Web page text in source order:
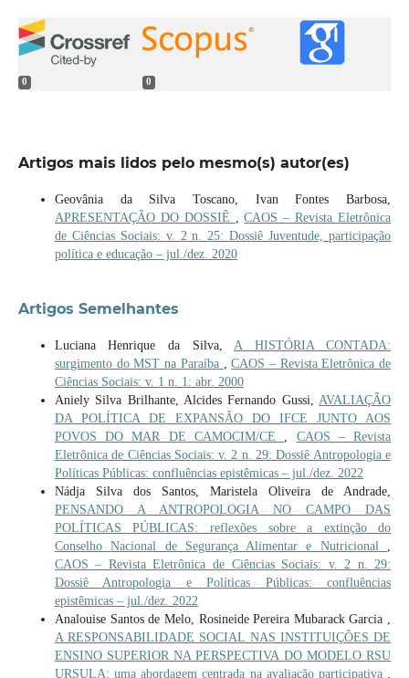
0 0
Artigos mais lidos pelo mesmo(s) autor(es)
Geovânia da Silva Toscano, Ivan Fontes Barbosa,
APRESENTAÇÃO DO DOSSIÊ ,CAOS – Revista Eletrônica
de Ciências Sociais: v. 2 n. 25: Dossiê Juventude, participação
política e educação – jul./dez. 2020
Artigos Semelhantes
Luciana Henrique da Silva,A HISTÓRIA CONTADA:
surgimento do MST na Paraíba ,CAOS – Revista Eletrônica de
Ciências Sociais: v. 1 n. 1: abr. 2000
Aniely Silva Brilhante, Alcides Fernando Gussi,AVALIAÇÃO
DA POLÍTICA DE EXPANSÃO DO IFCE JUNTO AOS
POVOS DO MAR DE CAMOCIM/CE , CAOS – Revista
Eletrônica de Ciências Sociais: v. 2 n. 29: Dossiê Antropologia e
Políticas Públicas: confluências epistêmicas – jul./dez. 2022
Nádja Silva dos Santos, Maristela Oliveira de Andrade,
PENSANDO A ANTROPOLOGIA NO CAMPO DAS
POLÍTICAS PÚBLICAS: reflexões sobre a extinção do
Conselho Nacional de Segurança Alimentar e Nutricional ,
CAOS – Revista Eletrônica de Ciências Sociais: v. 2 n. 29:
Dossiê Antropologia e Políticas Públicas: confluências
epistêmicas – jul./dez. 2022
Analouise Santos de Melo, Rosineide Pereira Mubarack Garcia ,
A RESPONSABILIDADE SOCIAL NAS INSTITUIÇÕES DE
ENSINO SUPERIOR NA PERSPECTIVA DO MODELO RSU
URSULA: uma abordagem centrada na avaliação participativa ,